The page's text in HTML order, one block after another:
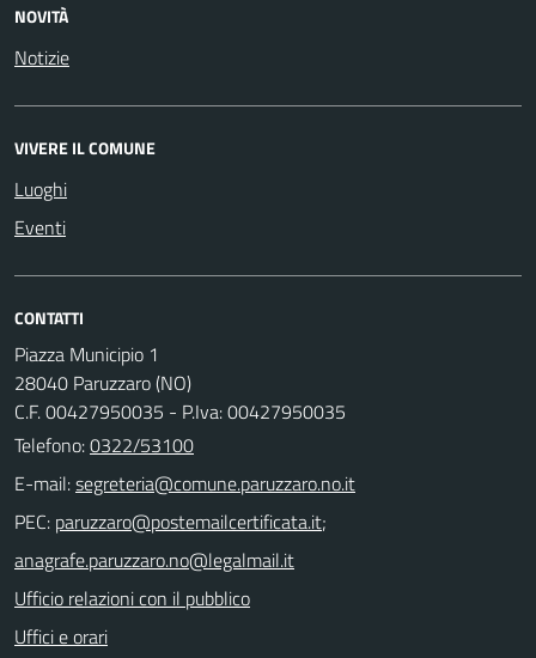
NOVITÀ
Notizie
VIVERE IL COMUNE
Luoghi
Eventi
CONTATTI
Piazza Municipio 1
28040 Paruzzaro (NO)
C.F. 00427950035 - P.Iva: 00427950035
Telefono:0322/53100
E-mail:
PEC:
;
Ufficio relazioni con il pubblico
Uffici e orari